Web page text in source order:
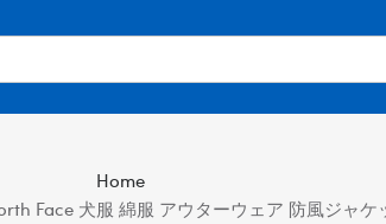
Home
Face 犬服 綿服 アウターウェア 防風ジャ